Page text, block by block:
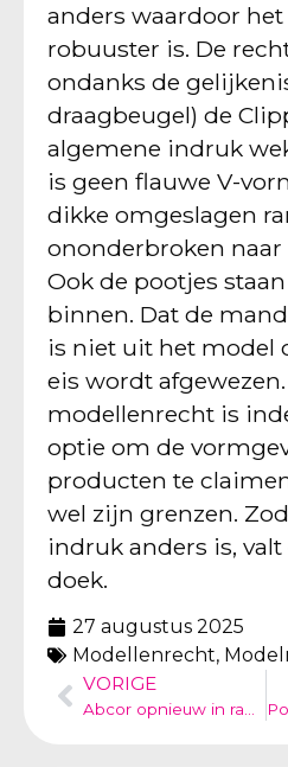
anders waardoor
robuuster is. De
ondanks de
draagbeugel) de
algemene indruk
is geen flauwe V-
dikke omgeslagen
ononderbroken naar
Ook de pootjes
binnen. Dat de
is niet uit het model
eis wordt
modellenrecht is
optie om de
producten te
wel zijn grenzen.
indruk anders is,
doek.
27 augustus 2025
Modellenrecht,
VORIGE
Abcor opnieuw in ranking IP STARS